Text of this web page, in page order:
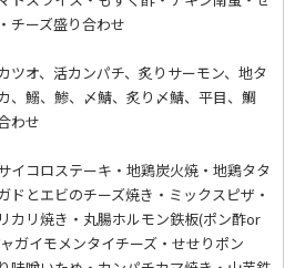
チーズ盛り合わせ
ツオ、活カンパチ、炙りサーモン、地タ
、鰯、鯵、〆鯖、炙り〆鯖、平目、鯛
わせ
イコロステーキ・地鶏炭火焼・地鶏タタ
ドとエビのチーズ焼き・ミックスピザ・
カリ焼き・丸腸ホルモン鉄板(ポン酢or
ガイモメンタイチーズ・せせりポン